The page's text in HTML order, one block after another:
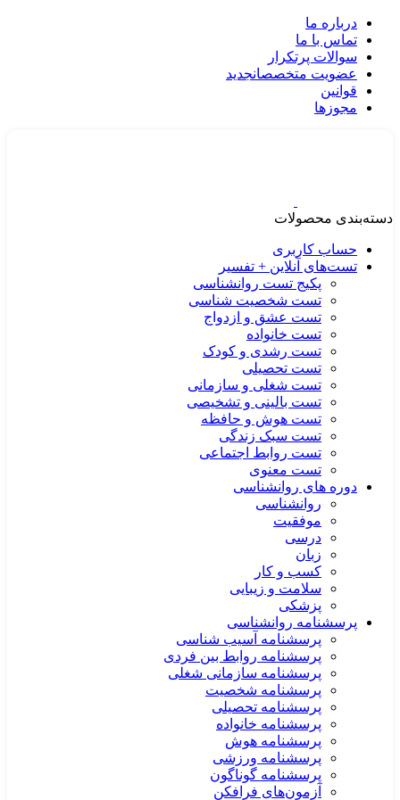
درباره ما
تماس با ما
سوالات پرتکرار
عضویت متخصصانجدید
قوانین
مجوزها
دسته‌بندی محصولات
حساب کاربری
تست‌های آنلاین + تفسیر
پکیج تست روانشناسی
تست شخصیت شناسی
تست عشق و ازدواج
تست خانواده
تست رشدی و کودک
تست تحصیلی
تست شغلی و سازمانی
تست بالینی و تشخیصی
تست هوش و حافظه
تست سبک زندگی
تست روابط اجتماعی
تست معنوی
دوره های روانشناسی
روانشناسی
موفقیت
درسی
زبان
کسب و کار
سلامت و زیبایی
پزشکی
پرسشنامه روانشناسی
پرسشنامه آسیب شناسی
پرسشنامه روابط بین فردی
پرسشنامه سازمانی شغلی
پرسشنامه شخصیت
پرسشنامه تحصیلی
پرسشنامه خانواده
پرسشنامه هوش
پرسشنامه ورزشی
پرسشنامه گوناگون
آزمون‌های فرافکن